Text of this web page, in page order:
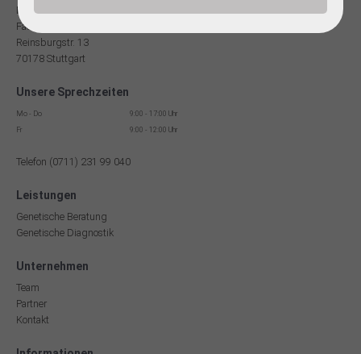
Dr. med Robert Hering
Facharzt für Humangenetik
Reinsburgstr. 13
70178 Stuttgart
Unsere Sprechzeiten
Mo - Do
9:00 - 17:00 Uhr
Fr
9:00 - 12:00 Uhr
Telefon (0711) 231 99 040
Leistungen
Genetische Beratung
Genetische Diagnostik
Unternehmen
Team
Partner
Kontakt